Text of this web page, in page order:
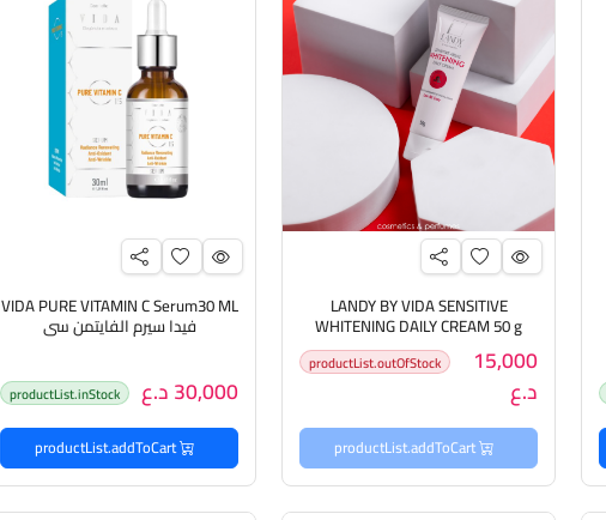
LANDY BY VIDA SENSITIVE
WHITENING DAILY CREAM 50 g
فيدا كريم تفتيح المناطق الحساسة
15,000
د.ع
productList.outOfStock
productList.addToCart
VIDA PURE VITAMIN C Serum30 ML
فيدا سيرم الفايتمن سي
30,000 د.ع productList.inStock
productList.addToCart